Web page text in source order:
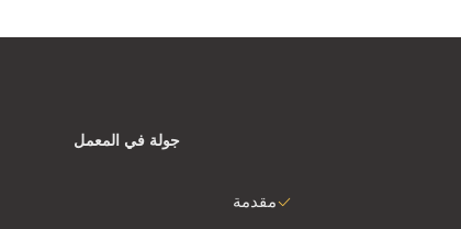
جولة في المعمل
مقدمة